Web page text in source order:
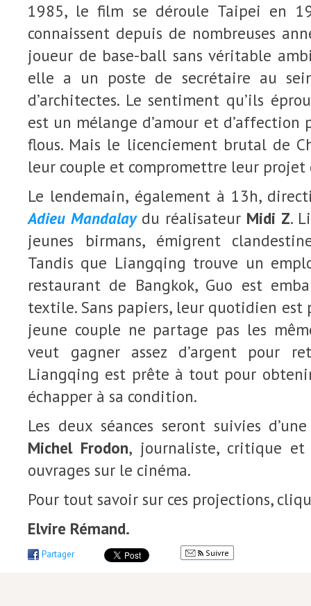
1985, le film se déroule Taipei en
connaissent depuis de nombreuses
joueur de base-ball sans véritable
elle a un poste de secrétaire au
d’architectes. Le sentiment qu’ils
est un mélange d’amour et d’affection
flous. Mais le licenciement brutal de
leur couple et compromettre leur
Le lendemain, également à 13h,
Adieu Mandalaydu réalisateur Midi Z.
jeunes birmans, émigrent
Tandis que Liangqing trouve un
restaurant de Bangkok, Guo est
textile. Sans papiers, leur quotidien est
jeune couple ne partage pas les
veut gagner assez d’argent pour
Liangqing est prête à tout pour
échapper à sa condition.
Les deux séances seront suivies
Michel Frodon, journaliste, critique
ouvrages sur le cinéma.
Pour tout savoir sur ces projections,
Elvire Rémand.
Partager Suivre